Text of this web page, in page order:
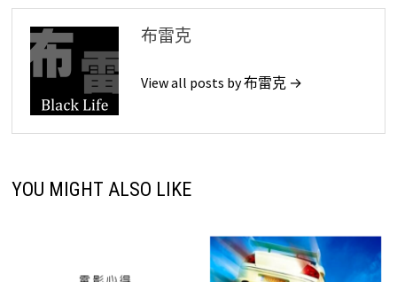
布雷克
View all posts by 布雷克 →
YOU MIGHT ALSO LIKE